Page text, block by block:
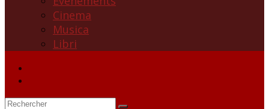
Cinema
Musica
Libri